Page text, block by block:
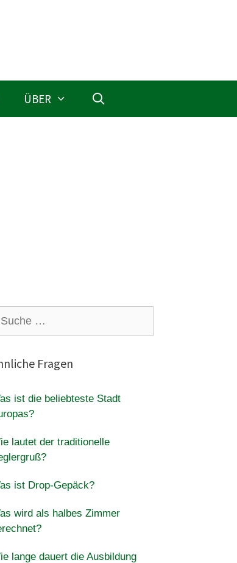
ÜBER
Fragen
ist die beliebteste Stadt
lautet der traditionelle
ist Drop-Gepäck?
wird als halbes Zimmer
lange dauert die Ausbildung